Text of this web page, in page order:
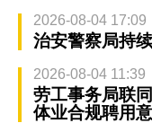
2026-08-04 17:09
治安警察局持
2026-08-04 11:39
劳工事务局联
体业合规聘用